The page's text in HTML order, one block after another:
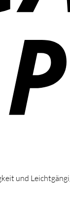
und